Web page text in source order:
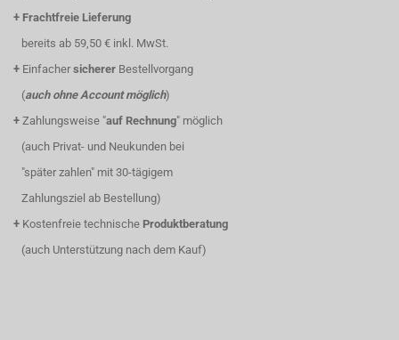
+ Frachtfreie Lieferung
bereits ab 59,50 € inkl. MwSt.
+ Einfacher sicherer Bestellvorgang
(auch ohne Account möglich)
+ Zahlungsweise "auf Rechnung" möglich
(auch Privat- und Neukunden bei
"später zahlen" mit 30-tägigem
Zahlungsziel ab Bestellung)
+ Kostenfreie technische Produktberatung
(auch Unterstützung nach dem Kauf)